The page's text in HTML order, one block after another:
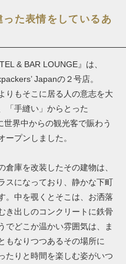
た表情をしているあ
& BAR LOUNGE』は、
Japanの２号店。
りもそこに居る人の意志を大
「手縫い」からとった
世界中からの観光客で賑わう
プンしました。
庫を改装したその建物は、
スになっており、静かな下町
。中を覗くとそこは、お洒落
き出しのコンクリートに鉄骨
でどこか温かい雰囲気は、ま
もなりつつあるその場所に
たりと時間を楽しむ姿がいつ